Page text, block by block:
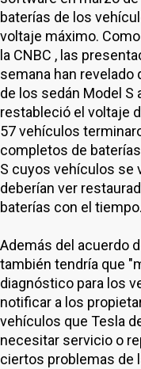
baterías de los
voltaje máximo.
la CNBC , las
semana han revelado
de los sedán Model S
restableció el voltaje
57 vehículos
completos de
S cuyos vehículos se
deberían ver
baterías con el tiempo.
Además del acuerdo
también tendría que
diagnóstico para los
notificar a los
vehículos que Tesla
necesitar servicio o
ciertos problemas de